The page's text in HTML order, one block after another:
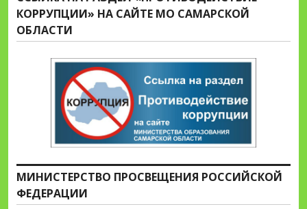
КОРРУПЦИИ» НА САЙТЕ МО САМАРСКОЙ
ОБЛАСТИ
МИНИСТЕРСТВО ПРОСВЕЩЕНИЯ РОССИЙСКОЙ
ФЕДЕРАЦИИ